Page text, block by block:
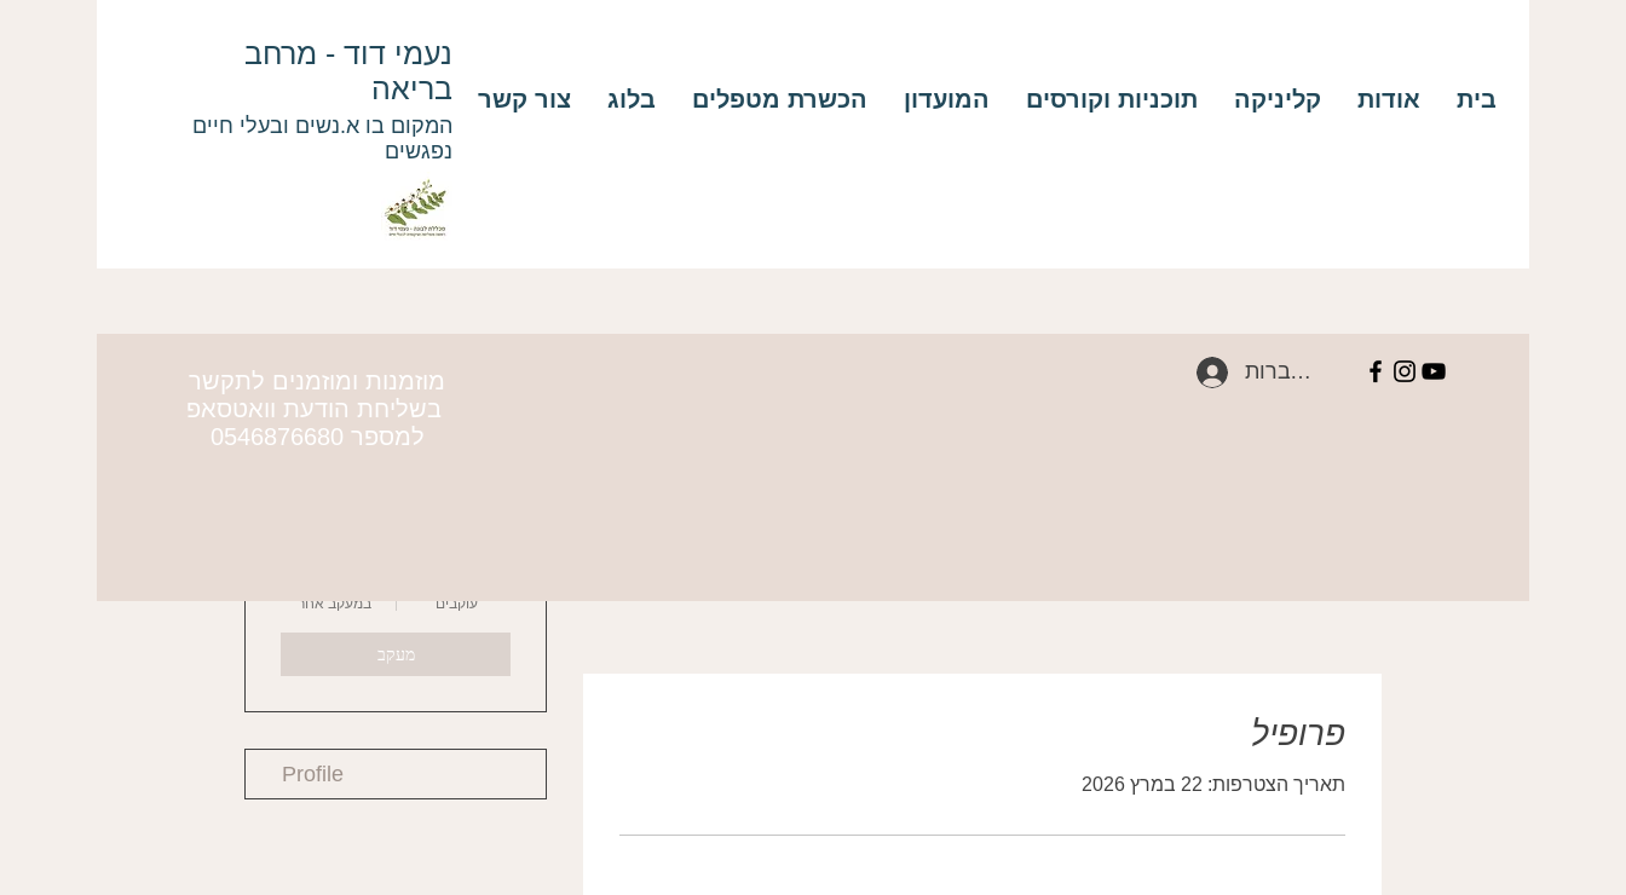
נעמי דוד - מרחב
בריאה
המקום בו א.נשים ובעלי חיים
נפגשים
בית אודות קליניקה תוכניות וקורסים המועדון הכשרת מטפלים בלוג צור קשר
מוזמנות ומוזמנים לתקשר
בשליחת הודעת וואטסאפ
למספר 0546876680
להתחברות
פרופיל
תאריך הצטרפות: 22 במרץ 2026
עוקבים במעקב אחר
מעקב
Profile